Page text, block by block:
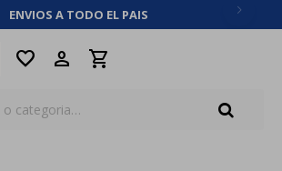
ENVIOS A TODO EL PAIS
favorite